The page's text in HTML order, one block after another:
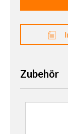
Zubehör